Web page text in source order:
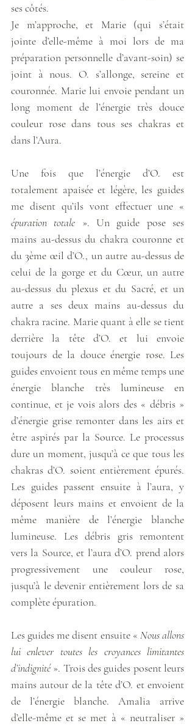
ses côtés.
Je m’approche, et Marie (qui s’était
jointe d’elle-même à moi lors de ma
préparation personnelle d’avant-soin) se
joint à nous. O. s’allonge, sereine et
couronnée. Marie lui envoie pendant un
long moment de l’énergie très douce
couleur rose dans tous ses chakras et
dans l’Aura.
Une fois que l’énergie d’O. est
totalement apaisée et légère, les guides
épuration totale ». Un guide pose ses
mains au-dessus du chakra couronne et
du 3ème œil d’O., un autre au-dessus de
celui de la gorge et du Cœur, un autre
au-dessus du plexus et du Sacré, et un
autre a ses deux mains au-dessus du
chakra racine. Marie quant à elle se tient
derrière la tête d’O. et lui envoie
toujours de la douce énergie rose. Les
guides envoient tous en même temps une
énergie blanche très lumineuse en
continue, et je vois alors des « débris »
d’énergie grise remonter dans les airs et
être aspirés par la Source. Le processus
dure un moment, jusqu’à ce que tous les
chakras d’O. soient entièrement épurés.
Les guides passent ensuite à l’aura, y
déposent leurs mains et envoient de la
même manière de l’énergie blanche
lumineuse. Les débris gris remontent
vers la Source, et l’aura d’O. prend alors
progressivement une couleur rose,
jusqu’à le devenir entièrement lors de sa
complète épuration.
Les guides me disent ensuite « Nous allons
lui enlever toutes les croyances limitantes
d’indignité ». Trois des guides posent leurs
mains autour de la tête d’O. et envoient
de l’énergie blanche. Amalia arrive
d’elle-même et se met à « neutraliser »